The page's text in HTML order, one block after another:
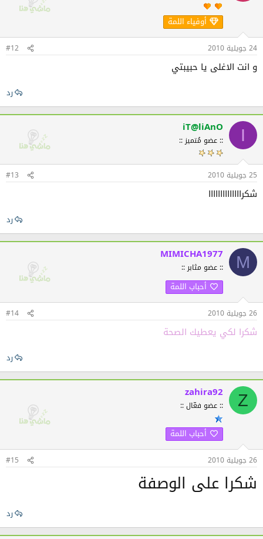
أوفياء اللمة
24 جويلية 2010 #12
و انت الاغلى يا حبيبتي
رد
I
iT@liAnO
:: عضو مُتميز ::
25 جويلية 2010 #13
شكراااااااااااااا
رد
M
MIMICHA1977
:: عضو مثابر ::
أحباب اللمة
26 جويلية 2010 #14
شكرا لكي يعطيك الصحة
رد
Z
zahira92
:: عضو فعّال ::
أحباب اللمة
26 جويلية 2010 #15
شكرا على الوصفة
رد